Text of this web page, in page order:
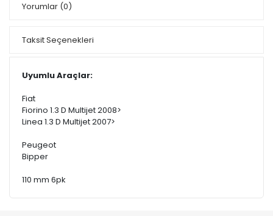
Yorumlar (0)
Taksit Seçenekleri
Uyumlu Araçlar:
Fiat
Fiorino 1.3 D Multijet 2008>
Linea 1.3 D Multijet 2007>
Peugeot
Bipper
110 mm 6pk